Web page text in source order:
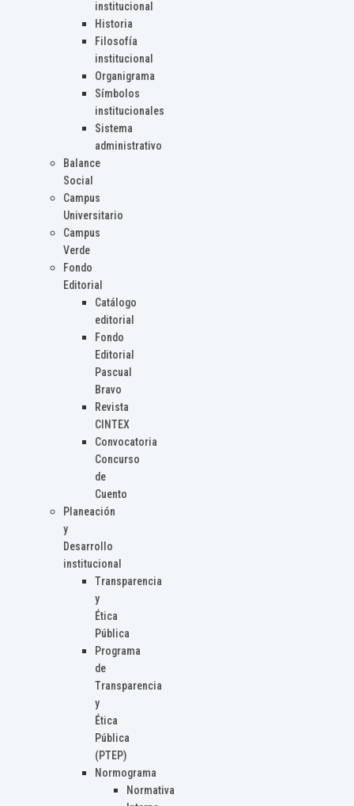
institucional
Historia
Filosofía
institucional
Organigrama
Símbolos
institucionales
Sistema
administrativo
Balance
Social
Campus
Universitario
Campus
Verde
Fondo
Editorial
Catálogo
editorial
Fondo
Editorial
Pascual
Bravo
Revista
CINTEX
Convocatoria
Concurso
de
Cuento
Planeación
y
Desarrollo
institucional
Transparencia
y
Ética
Pública
Programa
de
Transparencia
y
Ética
Pública
(PTEP)
Normograma
Normativa